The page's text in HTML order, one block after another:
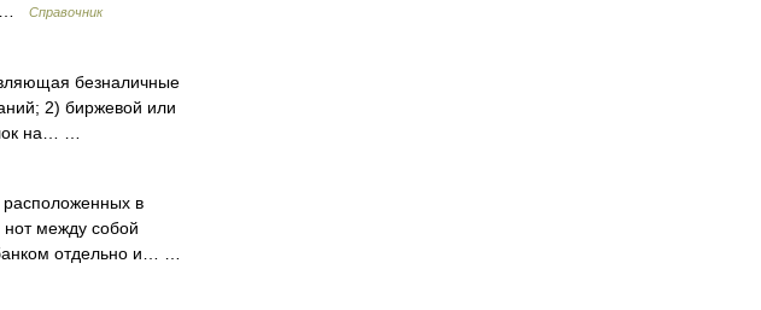
…
Справочник
безналичные
2) биржевой или
на… …
в
между собой
отдельно и… …